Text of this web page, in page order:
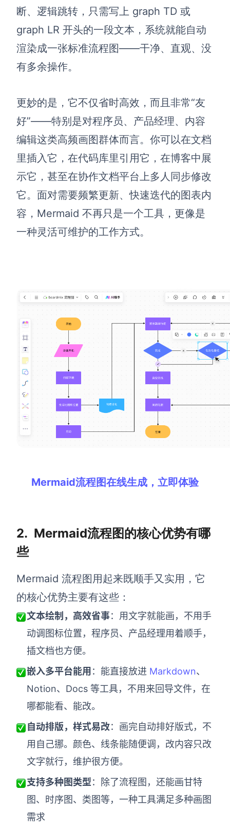
AI创作
创意与绘图
AI生成流程图
AI生成用户旅程图
AI生成鱼骨图
AI生成甘特图
AI生成组织结构图
AI生成商业画布
AI生成SWOT分析
AI生成PEST分析
AI生成5Why分析
AI生成平衡计分卡
AI生成时间管理四象限
AI生成胜任力模型
AI生成价值链
AI生成用户画像
AI生成Smart分析
AI生成波士顿矩阵
AI生成波特五力模型
AI生成4P营销理论模型
AI生成安索夫矩阵
AI生成Grow模型
AI生成PPT
AI生成图片
AI写作
AI对话
AI生成简历
模板社区
私有化部署
用boardmix提升团队协作效率
企业版申请试用
满足企业级团队协作和管理需求
帮助中心
知识分享社区
定价
断、逻辑跳转，只需写上 graph TD 或
graph LR 开头的一段文本，系统就能自动
渲染成一张标准流程图——干净、直观、没
有多余操作。
更妙的是，它不仅省时高效，而且非常“友
好”——特别是对程序员、产品经理、内容
编辑这类高频画图群体而言。你可以在文档
里插入它，在代码库里引用它，在博客中展
示它，甚至在协作文档平台上多人同步修改
它。面对需要频繁更新、快速迭代的图表内
容，Mermaid 不再只是一个工具，更像是
一种灵活可维护的工作方式。
Mermaid流程图在线生成，立即体验
2. Mermaid流程图的核心优势有哪
些
Mermaid 流程图用起来既顺手又实用，它
的核心优势主要有这些：
文本绘制，高效省事：用文字就能画，不用手
动调图标位置，程序员、产品经理用着顺手，
插文档也方便。
嵌入多平台能用 ：能直接放进 Markdown、
Notion、Docs 等工具，不用来回导文件，在
哪都能看、能改。
自动排版，样式易改：画完自动排好版式，不
用自己挪。颜色、线条能随便调，改内容只改
文字就行，维护很方便。
支持多种图类型：除了流程图，还能画甘特
图、时序图、类图等，一种工具满足多种画图
需求